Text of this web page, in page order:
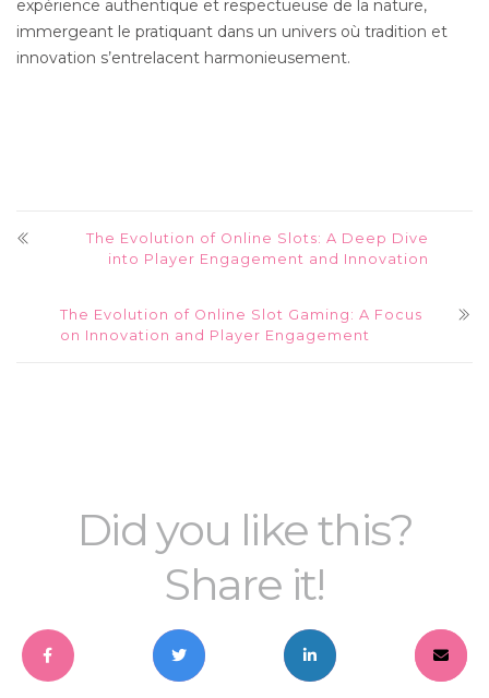
expérience authentique et respectueuse de la nature,
immergeant le pratiquant dans un univers où tradition et
innovation s’entrelacent harmonieusement.
The Evolution of Online Slots: A Deep Dive
into Player Engagement and Innovation
The Evolution of Online Slot Gaming: A Focus
on Innovation and Player Engagement
Did you like this?
Share it!